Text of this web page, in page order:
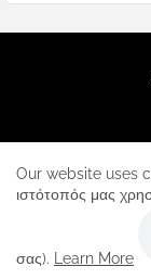
Home
Our website uses
ιστότοπός μας
σας). Learn More